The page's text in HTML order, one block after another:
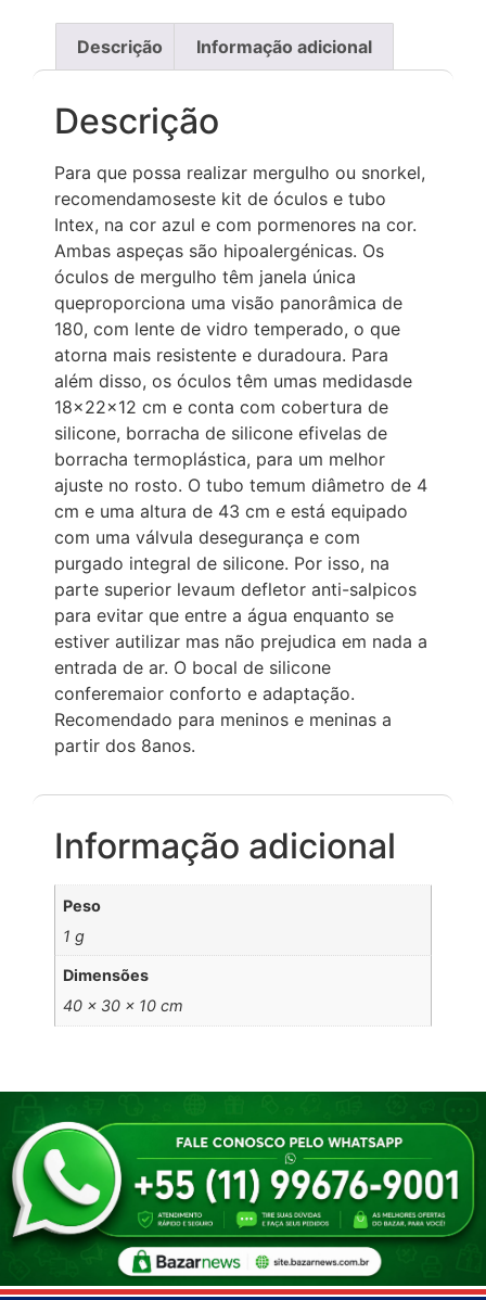
Descrição Informação adicional
Descrição
Para que possa realizar mergulho ou snorkel,
recomendamoseste kit de óculos e tubo
Intex, na cor azul e com pormenores na cor.
Ambas aspeças são hipoalergénicas. Os
óculos de mergulho têm janela única
queproporciona uma visão panorâmica de
180, com lente de vidro temperado, o que
atorna mais resistente e duradoura. Para
além disso, os óculos têm umas medidasde
18x22x12 cm e conta com cobertura de
silicone, borracha de silicone efivelas de
borracha termoplástica, para um melhor
ajuste no rosto. O tubo temum diâmetro de 4
cm e uma altura de 43 cm e está equipado
com uma válvula desegurança e com
purgado integral de silicone. Por isso, na
parte superior levaum defletor anti-salpicos
para evitar que entre a água enquanto se
estiver autilizar mas não prejudica em nada a
entrada de ar. O bocal de silicone
conferemaior conforto e adaptação.
Recomendado para meninos e meninas a
partir dos 8anos.
Informação adicional
Peso
1 g
Dimensões
40 × 30 × 10 cm